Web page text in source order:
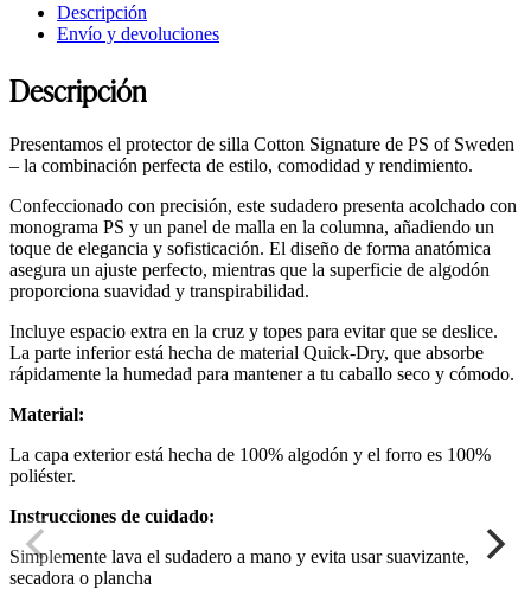
Descripción
Envío y devoluciones
Descripción
Presentamos el protector de silla Cotton Signature de PS of Sweden
– la combinación perfecta de estilo, comodidad y rendimiento.
Confeccionado con precisión, este sudadero presenta acolchado con
monograma PS y un panel de malla en la columna, añadiendo un
toque de elegancia y sofisticación. El diseño de forma anatómica
asegura un ajuste perfecto, mientras que la superficie de algodón
proporciona suavidad y transpirabilidad.
Incluye espacio extra en la cruz y topes para evitar que se deslice.
La parte inferior está hecha de material Quick-Dry, que absorbe
rápidamente la humedad para mantener a tu caballo seco y cómodo.
Material:
La capa exterior está hecha de 100% algodón y el forro es 100%
poliéster.
Instrucciones de cuidado:
Simplemente lava el sudadero a mano y evita usar suavizante,
secadora o plancha